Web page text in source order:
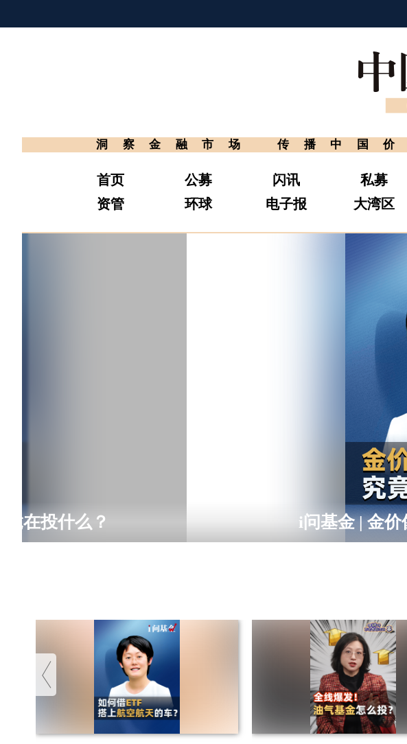
洞察金融市场 传播中国价
首页
资管
公募
环球
闪讯
电子报
私募
大湾区
在投什么？ i问基金 | 金价